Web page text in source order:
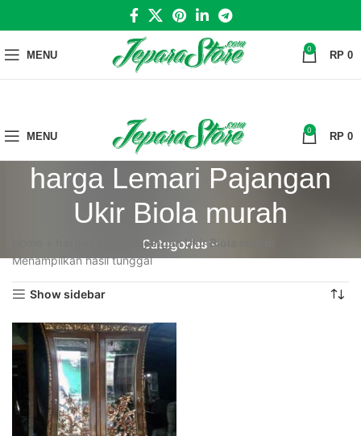
MENU 0 RP 0
MENU 0 RP 0
harga Lemari Pajangan
Ukir Biola murah
Categories
harga Lemari Pajangan Ukir Biola murah
Menampilkan hasil tunggal
Show sidebar